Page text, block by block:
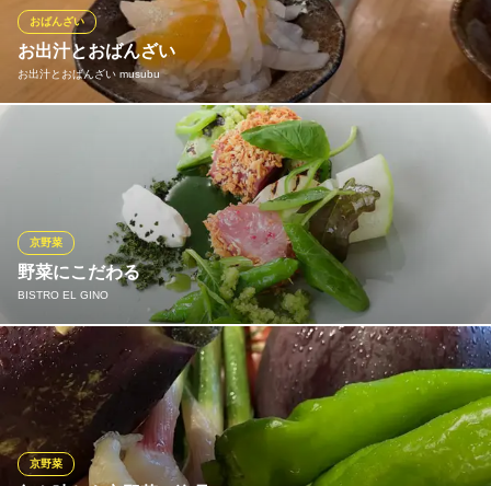
い美味をお楽しみください。ご飯・お味噌汁はおかわり自由です♪
京のおばんざい 酒処 高山
おばんざいと多彩な御膳
阪急京都線京都河原町駅 徒歩6分
京都府京都市中京区新京極通三条下ル東入ル松ヶ枝町457-3
お出汁とおばんざい
お出汁とおばんざい musubu
おばんざい
京都のおばんざいと無添加のお出汁を合わせた料理が楽しめま
す。厳選した日本酒とともにほっこりとするお料理をご堪能下さ
お出汁とおばんざい musubu
心温まるおばんざい
阪急京都線京都河原町駅 徒歩5分
京都府京都市中京区山崎町245-4
野菜にこだわる
BISTRO EL GINO
京野菜
ビストロ エルジノでは素材の味・香りを大切にしています。 より
健康で安心できる、生産者の顔が見える物を提供したいと考えて
います。 愛東の無農薬野菜や「京・有機の会」の京野菜。地元野
菜の持つ苦味や辛みなど野菜本来の味わいを。旬の野菜の持つみ
ずみずしい力強さをお楽しみください。
京野菜